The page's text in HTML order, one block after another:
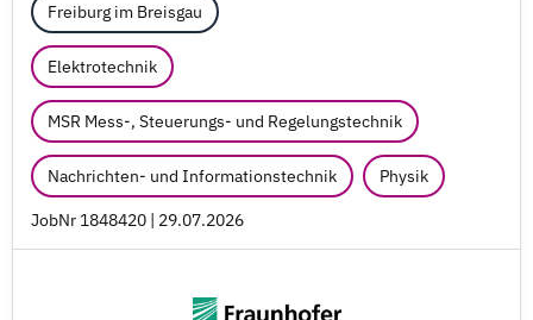
Freiburg im Breisgau
Elektrotechnik
MSR Mess-, Steuerungs- und Regelungstechnik
Nachrichten- und Informationstechnik Physik
JobNr 1848420 | 29.07.2026